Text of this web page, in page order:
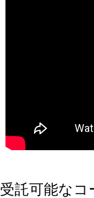
受託可能な